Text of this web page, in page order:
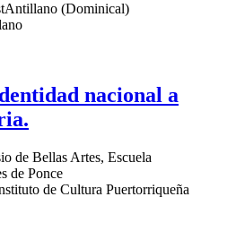
(Dominical)
nacional a
de Bellas Artes, Escuela
de Ponce
de Cultura Puertorriqueña